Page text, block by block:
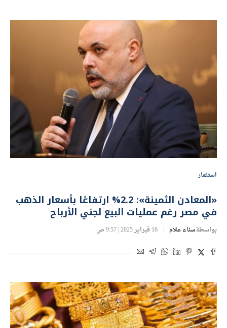
استثمار
«المعادن الثمينة»: 2.2% ارتفاعًا بأسعار الذهب
في مصر رغم عمليات البيع لجني الأرباح
بواسطةسناء علام 16 فبراير 2025 | 9:57 ص